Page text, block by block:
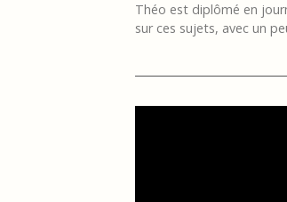
Théo est diplômé en
sur ces sujets, avec un